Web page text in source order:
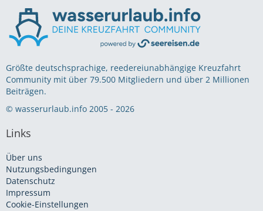
Größte deutschsprachige, reedereiunabhängige Kreuzfahrt
Community mit über 79.500 Mitgliedern und über 2 Millionen
Beiträgen.
© wasserurlaub.info 2005 - 2026
Links
Über uns
Nutzungsbedingungen
Datenschutz
Impressum
Cookie-Einstellungen